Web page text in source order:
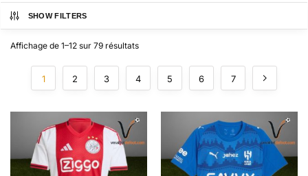
SHOW FILTERS
Affichage de 1–12 sur 79 résultats
1 2 3 4 5 6 7